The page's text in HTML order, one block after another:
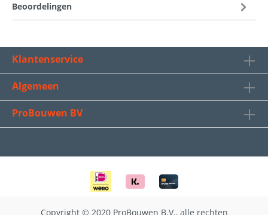
Beoordelingen
Klantenservice
Algemeen
ProBouwen BV
Copyright © 2020 ProBouwen B.V., alle rechten